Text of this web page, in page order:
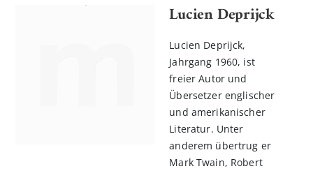
Lucien Deprijck
Lucien Deprijck,
Jahrgang 1960, ist
freier Autor und
Übersetzer englischer
und amerikanischer
Literatur. Unter
anderem übertrug er
Mark Twain, Robert